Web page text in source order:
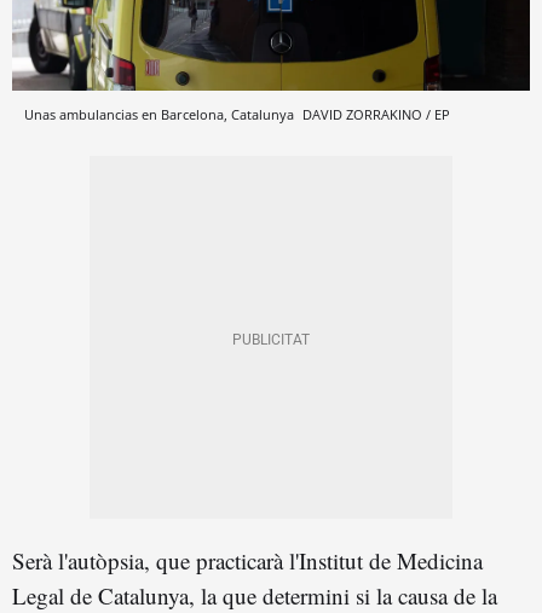
Unas ambulancias en Barcelona, Catalunya DAVID ZORRAKINO / EP
Serà l'autòpsia, que practicarà l'Institut de Medicina
Legal de Catalunya, la que determini si la causa de la